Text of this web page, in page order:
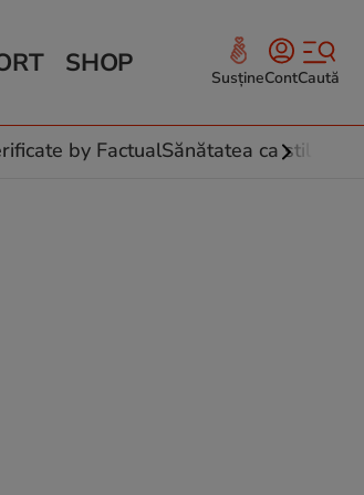
SHOP SusțineContCaută
by FactualSănătatea ca stil de